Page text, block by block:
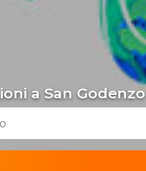
a San Godenzo